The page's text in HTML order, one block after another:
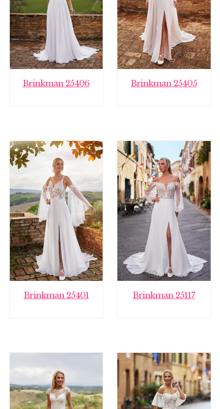
Brinkman 25406 Brinkman 25405
Brinkman 25401 Brinkman 25117